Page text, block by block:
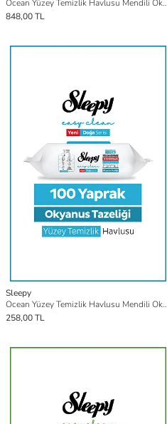
Ocean Yüzey Temizlik Havlusu Mendili Okyanus Tazeliği 6x100 (600 Yaprak)
848,00 TL
Sleepy
Ocean Yüzey Temizlik Havlusu Mendili Okyanus Tazeliği 100 Yaprak
258,00 TL